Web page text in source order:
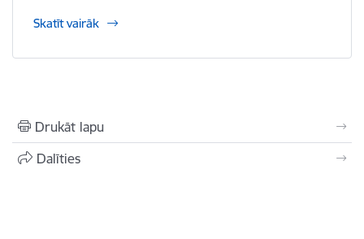
Skatīt vairāk
Drukāt lapu
Dalīties